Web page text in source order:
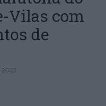
Vilas com
de
2023